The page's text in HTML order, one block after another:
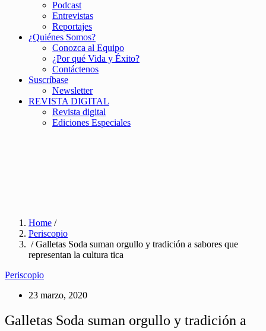
Podcast
Entrevistas
Reportajes
¿Quiénes Somos?
Conozca al Equipo
¿Por qué Vida y Éxito?
Contáctenos
Suscríbase
Newsletter
REVISTA DIGITAL
Revista digital
Ediciones Especiales
Home /
Periscopio
/ Galletas Soda suman orgullo y tradición a sabores que
representan la cultura tica
Periscopio
23 marzo, 2020
Galletas Soda suman orgullo y tradición a